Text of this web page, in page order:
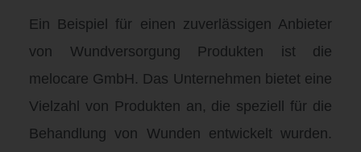
Ein Beispiel für einen zuverlässigen Anbieter
von Wundversorgung Produkten ist die
melocare GmbH. Das Unternehmen bietet eine
Vielzahl von Produkten an, die speziell für die
Behandlung von Wunden entwickelt wurden.